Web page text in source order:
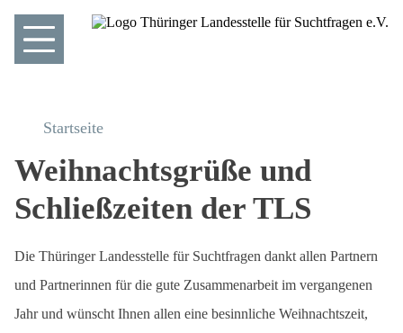
Startseite
Weihnachtsgrüße und
Schließzeiten der TLS
Die Thüringer Landesstelle für Suchtfragen dankt allen Partnern
und Partnerinnen für die gute Zusammenarbeit im vergangenen
Jahr und wünscht Ihnen allen eine besinnliche Weihnachtszeit,